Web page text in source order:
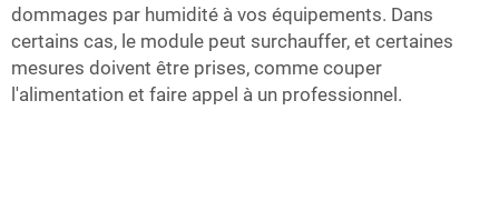
dommages par humidité à vos équipements. Dans
certains cas, le module peut surchauffer, et certaines
mesures doivent être prises, comme couper
l'alimentation et faire appel à un professionnel.